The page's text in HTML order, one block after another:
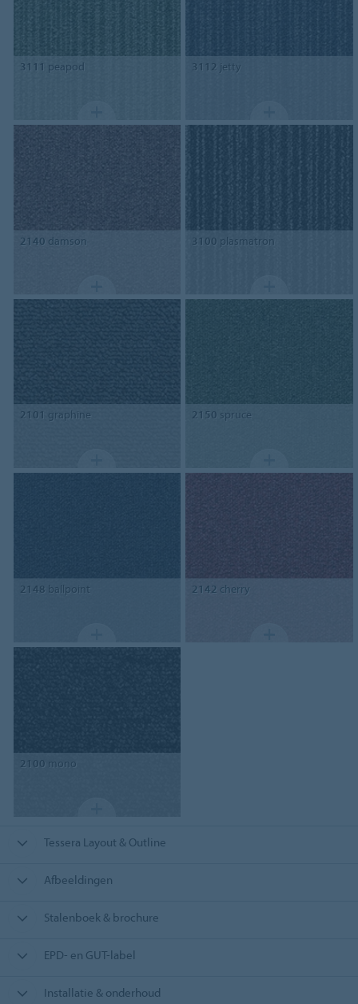
3111 peapod 3112 jetty
2140 damson 3100 plasmatron
2101 graphine 2150 spruce
2148 ballpoint 2142 cherry
2100 mono
Tessera Layout & Outline
Afbeeldingen
Stalenboek & brochure
EPD- en GUT-label
Installatie & onderhoud